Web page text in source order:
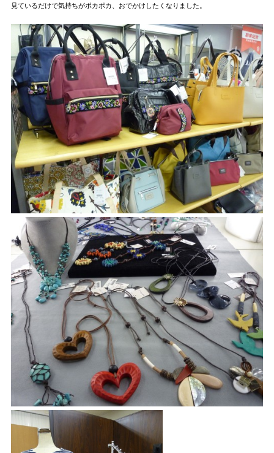
見ているだけで気持ちがポカポカ、おでかけしたくなりました。